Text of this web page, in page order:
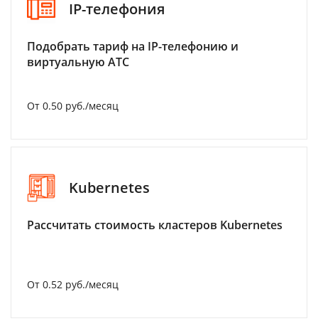
IP-телефония
Подобрать тариф на IP-телефонию и
виртуальную АТС
От 0.50 руб./месяц
Kubernetes
Рассчитать стоимость кластеров Kubernetes
От 0.52 руб./месяц